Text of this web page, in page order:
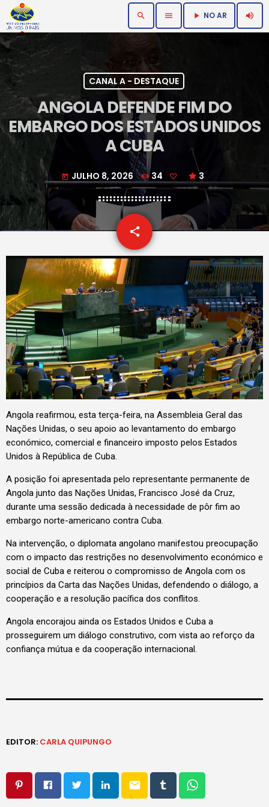
search menu play_arrow NO AR volume_up
CANAL A - DESTAQUE
ANGOLA DEFENDE FIM DO
EMBARGO DOS ESTADOS UNIDOS
A CUBA
today JULHO 8, 2026 34 3
share
email
Angola reafirmou, esta terça-feira, na Assembleia Geral das
Nações Unidas, o seu apoio ao levantamento do embargo
económico, comercial e financeiro imposto pelos Estados
Unidos à República de Cuba.
A posição foi apresentada pelo representante permanente de
Angola junto das Nações Unidas, Francisco José da Cruz,
durante uma sessão dedicada à necessidade de pôr fim ao
embargo norte-americano contra Cuba.
Na intervenção, o diplomata angolano manifestou preocupação
com o impacto das restrições no desenvolvimento económico e
social de Cuba e reiterou o compromisso de Angola com os
princípios da Carta das Nações Unidas, defendendo o diálogo, a
cooperação e a resolução pacífica dos conflitos.
Angola encorajou ainda os Estados Unidos e Cuba a
prosseguirem um diálogo construtivo, com vista ao reforço da
confiança mútua e da cooperação internacional.
EDITOR: CARLA QUIPUNGO
email